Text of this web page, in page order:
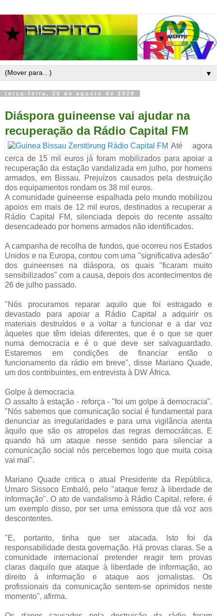
▼
terça-feira, 25 de agosto de 2020
Diáspora guineense vai ajudar na
recuperação da Rádio Capital FM
Até agora
cerca de 15 mil euros já foram mobilizados para apoiar a
recuperação da estação vandalizada em julho, por homens
armados, em Bissau. Prejuízos causados pela destruição
dos equipamentos rondam os 38 mil euros.
A comunidade guineense espalhada pelo mundo mobilizou
apoios em mais de 12 mil euros, destinados a recuperar a
Rádio Capital FM, silenciada depois do recente assalto
desencadeado por homens armados não identificados.
A campanha de recolha de fundos, que ocorreu nos Estados
Unidos e na Europa, contou com uma "significativa adesão"
dos guineenses na diáspora, os quais "ficaram muito
sensibilizados" com a causa, depois dos acontecimentos de
26 de julho passado.
"Nós procuramos reparar aquilo que foi estragado e
devastado para apoiar a Rádio Capital a adquirir os
materiais destruídos e a voltar a funcionar e a dar voz
àqueles que têm ideias diferentes, que é o que se quer
numa democracia e é o que deve ser salvaguardado.
Estaremos em condições de financiar então o
funcionamento da rádio em breve", disse Mariano Quade,
um dos contribuintes, em entrevista à DW África.
Golpe à democracia
O assalto à estação - reforça - "foi um golpe à democracia".
"Nós sabemos que comunicação social é fundamental para
denunciar as irregularidades e para uma vigilância atenta
àquilo que são os atropelos das regras democráticas. E
quando há um ataque nesse sentido para silenciar a
comunicação social nós percebemos logo que muita coisa
vai mal".
Mariano Quade critica o atual Presidente da República,
Umaro Sissoco Embaló, pelo "ataque feroz à liberdade de
informação". O ato de vandalismo à Rádio Capital, refere, é
um exemplo disso, por ser uma emissora que dá voz aos
descontentes.
"E, portanto, tinha que ser atacada. Isto foi da
responsabilidade desta governação. Há provas claras. Se a
comunidade internacional pretender reagir tem provas
claras daquilo que ataque à liberdade de informação, ao
direito à informação e ataque aos jornalistas. Os
profissionais da comunicação sentem-se oprimidos neste
momento", afirma.